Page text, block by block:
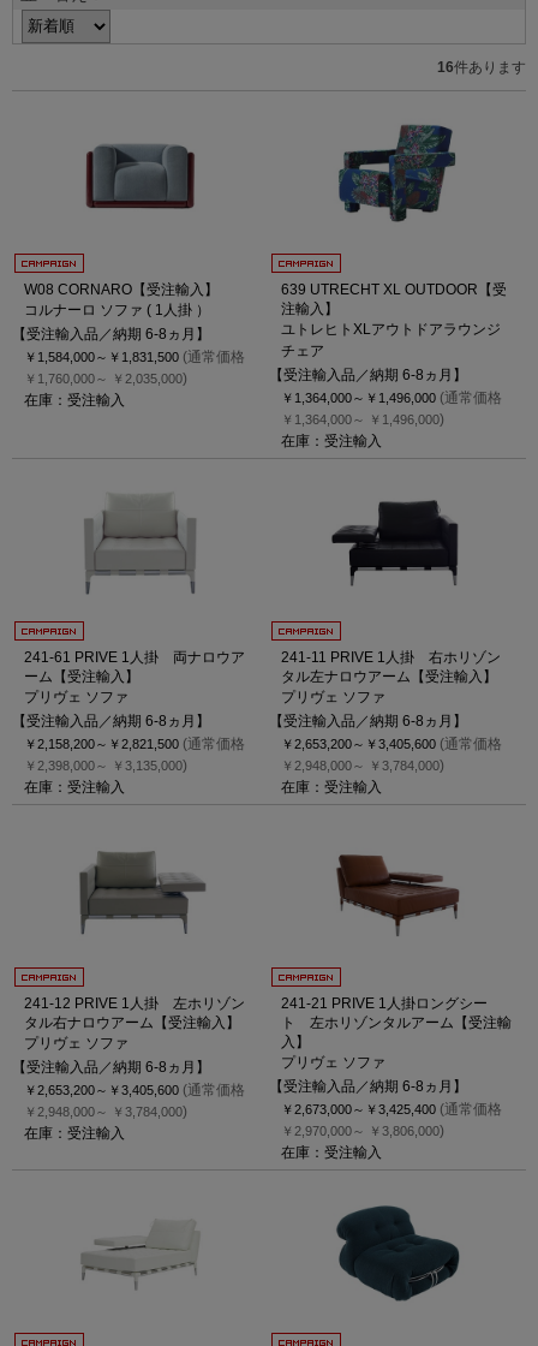
16件あります
W08 CORNARO【受注輸入】
コルナーロ ソファ ( 1人掛 ）
【受注輸入品／納期 6-8ヵ月】
￥1,584,000～ ￥1,831,500 (通常価格
￥1,760,000～ ￥2,035,000)
在庫：受注輸入
639 UTRECHT XL OUTDOOR【受
注輸入】
ユトレヒトXLアウトドアラウンジ
チェア
【受注輸入品／納期 6-8ヵ月】
￥1,364,000～ ￥1,496,000 (通常価格
￥1,364,000～ ￥1,496,000)
在庫：受注輸入
241-61 PRIVE 1人掛 両ナロウア
ーム【受注輸入】
プリヴェ ソファ
【受注輸入品／納期 6-8ヵ月】
￥2,158,200～ ￥2,821,500 (通常価格
￥2,398,000～ ￥3,135,000)
在庫：受注輸入
241-11 PRIVE 1人掛 右ホリゾン
タル左ナロウアーム【受注輸入】
プリヴェ ソファ
【受注輸入品／納期 6-8ヵ月】
￥2,653,200～ ￥3,405,600 (通常価格
￥2,948,000～ ￥3,784,000)
在庫：受注輸入
241-12 PRIVE 1人掛 左ホリゾン
タル右ナロウアーム【受注輸入】
プリヴェ ソファ
【受注輸入品／納期 6-8ヵ月】
￥2,653,200～ ￥3,405,600 (通常価格
￥2,948,000～ ￥3,784,000)
在庫：受注輸入
241-21 PRIVE 1人掛ロングシー
ト 左ホリゾンタルアーム【受注輸
入】
プリヴェ ソファ
【受注輸入品／納期 6-8ヵ月】
￥2,673,000～ ￥3,425,400 (通常価格
￥2,970,000～ ￥3,806,000)
在庫：受注輸入